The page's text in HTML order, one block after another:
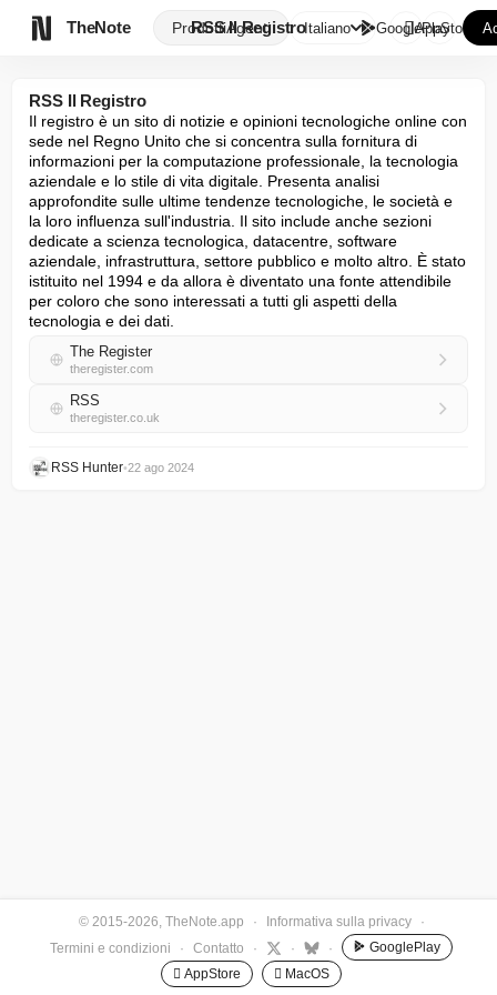
TheNote ProdottiAgenti
RSS Il RegistroItaliano GooglePlay
AppStore
RSS Il Registro
Il registro è un sito di notizie e opinioni tecnologiche online con
sede nel Regno Unito che si concentra sulla fornitura di
informazioni per la computazione professionale, la tecnologia
aziendale e lo stile di vita digitale. Presenta analisi
approfondite sulle ultime tendenze tecnologiche, le società e
la loro influenza sull'industria. Il sito include anche sezioni
dedicate a scienza tecnologica, datacentre, software
aziendale, infrastruttura, settore pubblico e molto altro. È stato
istituito nel 1994 e da allora è diventato una fonte attendibile
per coloro che sono interessati a tutti gli aspetti della
tecnologia e dei dati.
The Register
theregister.com
RSS
theregister.co.uk
RSS Hunter•22 ago 2024
© 2015-2026, TheNote.app · Informativa sulla privacy
·
Termini e condizioni
· Contatto · · ·
GooglePlay
 AppStore
 MacOS